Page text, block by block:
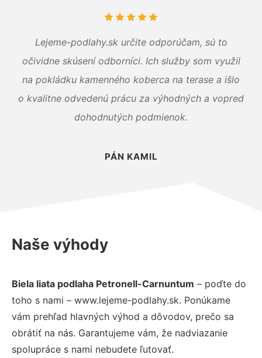
Lejeme-podlahy.sk určite odporúčam, sú to
očividne skúsení odborníci. Ich služby som využil
na pokládku kamenného koberca na terase a išlo
o kvalitne odvedenú prácu za výhodných a vopred
dohodnutých podmienok.
PÁN KAMIL
Naše výhody
Biela liata podlaha Petronell-Carnuntum – poďte do
toho s nami – www.lejeme-podlahy.sk. Ponúkame
vám prehľad hlavných výhod a dôvodov, prečo sa
obrátiť na nás. Garantujeme vám, že nadviazanie
spolupráce s nami nebudete ľutovať.